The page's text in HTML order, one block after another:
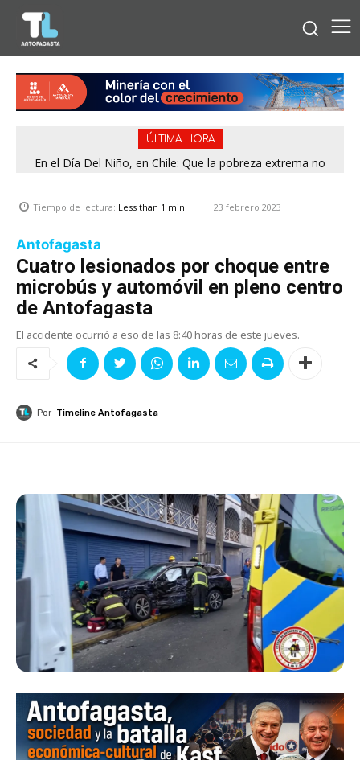
ÚLTIMA HORA
En el Día Del Niño, en Chile: Que la pobreza extrema no
Tiempo de lectura: Less than 1 min. 23 febrero 2023
Antofagasta
Cuatro lesionados por choque entre
microbús y automóvil en pleno centro
de Antofagasta
El accidente ocurrió a eso de las 8:40 horas de este jueves.
Por Timeline Antofagasta